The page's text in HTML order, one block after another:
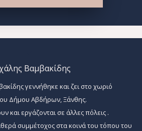
Βαμβακίδης
γεννήθηκε και ζει στο χωριό
Δήμου Αβδήρων, Ξάνθης.
και εργάζονται σε άλλες πόλεις .
συμμέτοχος στα κοινά του τόπου του